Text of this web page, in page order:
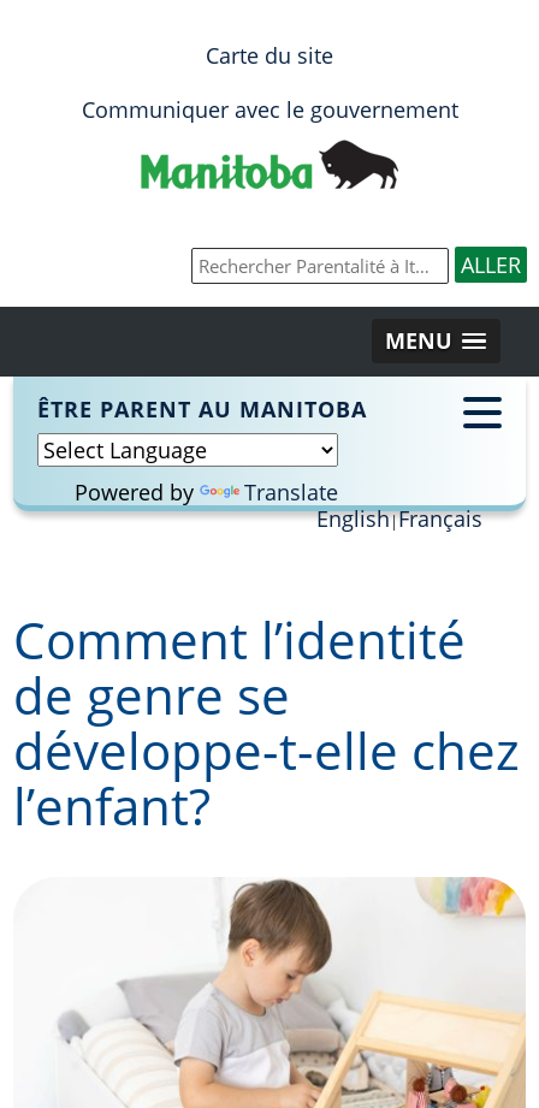
Carte du site
Communiquer avec le gouvernement
MENU
ÊTRE PARENT AU MANITOBA
Powered by
Translate
English Français
content
Comment l’identité
de genre se
développe-t-elle chez
l’enfant?